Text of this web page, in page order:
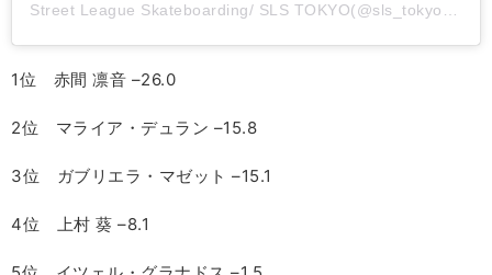
Street League Skateboarding/ SLS TOKYO(@sls_tokyo)がシェアした投稿
1位 赤間 凛音 –26.0
2位 マライア・デュラン –15.8
3位 ガブリエラ・マゼット –15.1
4位 上村 葵 –8.1